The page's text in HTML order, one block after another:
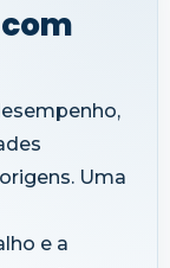
Uma
e a